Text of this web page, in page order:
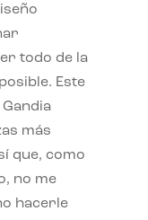
todo de la
Este
más
que, como
no me
hacerle